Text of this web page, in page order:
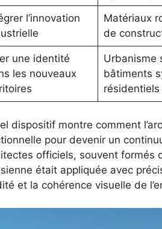
l’innovation
Matériaux
de
une identité
les nouveaux
Urbanisme
bâtiments
résidentiels
dispositif montre comment
pour devenir un
officiels, souvent formés
était appliquée avec
et la cohérence visuelle de